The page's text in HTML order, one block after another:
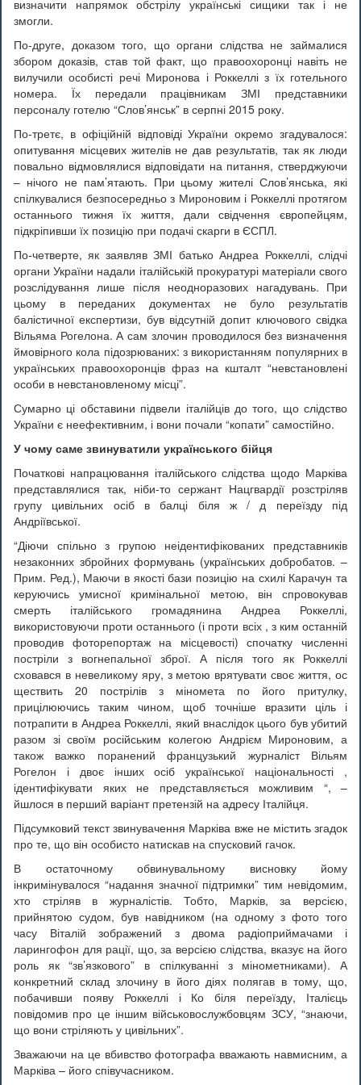
визначити напрямок обстрілу українські сищики так і не
змогли.
По-друге, доказом того, що органи слідства не займалися
збором доказів, став той факт, що правоохоронці навіть не
вилучили особисті речі Миронова і Роккеллі з їх готельного
номера. Їх передали працівникам ЗМІ представники
персоналу готелю “Слов’янськ” в серпні 2015 року.
По-третє, в офіційній відповіді України окремо згадувалося:
опитування місцевих жителів не дав результатів, так як люди
повально відмовлялися відповідати на питання, стверджуючи
– нічого не пам’ятають. При цьому жителі Слов’янська, які
спілкувалися безпосередньо з Мироновим і Роккеллі протягом
останнього тижня їх життя, дали свідчення європейцям,
підкріпивши їх позицію при подачі скарги в ЄСПЛ.
По-четверте, як заявляв ЗМІ батько Андреа Роккеллі, слідчі
органи України надали італійській прокуратурі матеріали свого
розслідування лише після неодноразових нагадувань. При
цьому в переданих документах не було результатів
балістичної експертизи, був відсутній допит ключового свідка
Вільяма Рогелона. А сам злочин проводилося без визначення
ймовірного кола підозрюваних: з використанням популярних в
українських правоохоронців фраз на кшталт “невстановлені
особи в невстановленому місці”.
Сумарно ці обставини підвели італійців до того, що слідство
України є неефективним, і вони почали “копати” самостійно.
У чому саме звинуватили українського бійця
Початкові напрацювання італійського слідства щодо Марківа
представлялися так, ніби-то сержант Нацгвардії розстріляв
групу цивільних осіб в балці біля ж / д переїзду під
Андріївської.
“Діючи спільно з групою неідентифікованих представників
незаконних збройних формувань (українських добробатов. –
Прим. Ред.), Маючи в якості бази позицію на схилі Карачун та
керуючись умисної кримінальної метою, він спровокував
смерть італійського громадянина Андреа Роккеллі,
використовуючи проти останнього (і проти всіх , з ким останній
проводив фоторепортаж на місцевості) спочатку численні
постріли з вогнепальної зброї. А після того як Роккеллі
сховався в невеликому яру, з метою врятувати своє життя, ос
ществить 20 пострілів з міномета по його притулку,
прицілюючись таким чином, щоб точніше вразити ціль і
потрапити в Андреа Роккеллі, який внаслідок цього був убитий
разом зі своїм російським колегою Андрієм Мироновим, а
також важко поранений французький журналіст Вільям
Рогелон і двоє інших осіб української національності ,
ідентифікувати яких не представляється можливим “, –
йшлося в перший варіант претензій на адресу Італійця.
Підсумковий текст звинувачення Марківа вже не містить згадок
про те, що він особисто натискав на спусковий гачок.
В остаточному обвинувальному висновку йому
інкримінувалося “надання значної підтримки” тим невідомим,
хто стріляв в журналістів. Тобто, Марків, за версією,
прийнятою судом, був навідником (на одному з фото того
часу Віталій зображений з двома радіоприймачами і
ларингофон для рації, що, за версією слідства, вказує на його
роль як “зв’язкового” в спілкуванні з мінометниками). А
конкретний склад злочину в його діях полягав в тому, що,
побачивши появу Роккеллі і Ко біля переїзду, Італієць
повідомив про це іншим військовослужбовцям ЗСУ, “знаючи,
що вони стріляють у цивільних”.
Зважаючи на це вбивство фотографа вважають навмисним, а
Марківа – його співучасником.